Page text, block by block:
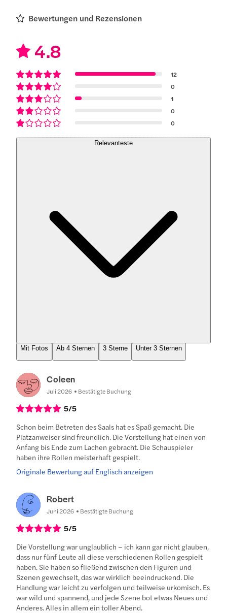
Bewertungen und Rezensionen
4.8
12
0
1
0
0
Relevanteste
Mit Fotos Ab 4 Sternen 3 Sterne Unter 3 Sternen
Coleen
Juli 2026 Bestätigte Buchung
5/5
Schon beim Betreten des Saals hat es Spaß gemacht. Die
Platzanweiser sind freundlich. Die Vorstellung hat einen von
Anfang bis Ende zum Lachen gebracht. Die Schauspieler
haben ihre Rollen meisterhaft gespielt.
Originale Bewertung auf Englisch anzeigen
Robert
Juni 2026 Bestätigte Buchung
5/5
Die Vorstellung war unglaublich – ich kann gar nicht glauben,
dass nur fünf Leute all diese verschiedenen Rollen gespielt
haben. Sie haben so fließend zwischen den Figuren und
Szenen gewechselt, das war wirklich beeindruckend. Die
Handlung war leicht zu verfolgen und teilweise urkomisch. Es
war wild und spannend, und jede Szene bot etwas Neues und
Anderes. Alles in allem ein toller Abend.